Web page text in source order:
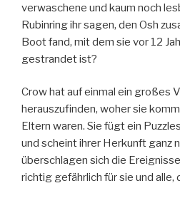
verwaschene und kaum noch
Rubinring ihr sagen, den Osh
Boot fand, mit dem sie vor 12
gestrandet ist?
Crow hat auf einmal ein großes
herauszufinden, woher sie
Eltern waren. Sie fügt ein
und scheint ihrer Herkunft ganz
überschlagen sich die
richtig gefährlich für sie und alle,